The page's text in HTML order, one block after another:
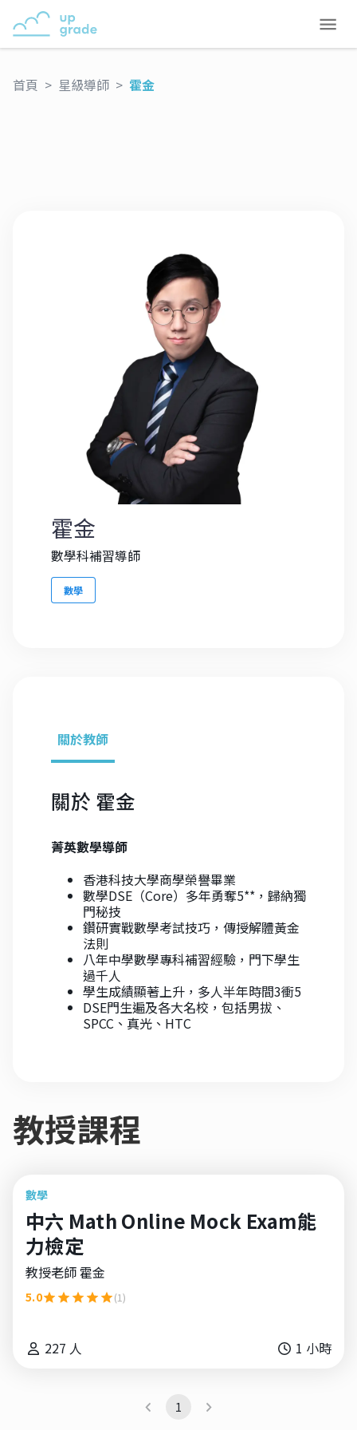
首頁 > 星級導師 > 霍金
霍金
數學科補習導師
數學
關於教師
關於 霍金
菁英數學導師
香港科技大學商學榮譽畢業
數學DSE（Core）多年勇奪5**，歸納獨
門秘技
鑽研實戰數學考試技巧，傳授解體黃金
法則
八年中學數學專科補習經驗，門下學生
過千人
學生成績顯著上升，多人半年時間3衝5
DSE門生遍及各大名校，包括男拔、
SPCC、真光、HTC
教授課程
數學
中六 Math Online Mock Exam能
力檢定
教授老師 霍金
5.0 (1)
227 人 1 小時
1